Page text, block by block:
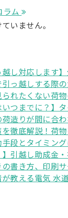
ラム
いません。
越し対応します
引っ越しする
れたくない荷
いつまでに？】
荷造りが間に合
徹底解説！荷
手段とタイミン
】引越し助成金
書き方、印刷
教える電気 水